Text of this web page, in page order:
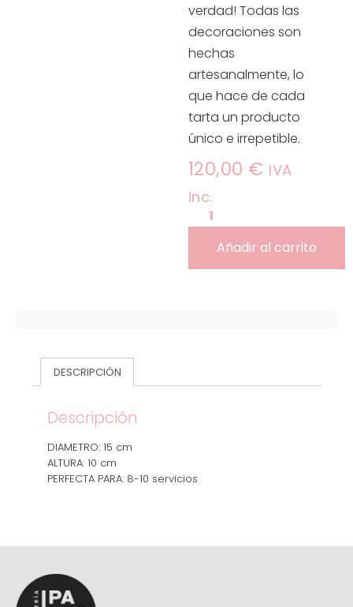
verdad! Todas las
decoraciones son
hechas
artesanalmente, lo
que hace de cada
tarta un producto
único e irrepetible.
120,00 € IVA
inc.
Añadir al carrito
DESCRIPCIÓN
Descripción
DIAMETRO: 15 cm
ALTURA: 10 cm
PERFECTA PARA: 8-10 servicios